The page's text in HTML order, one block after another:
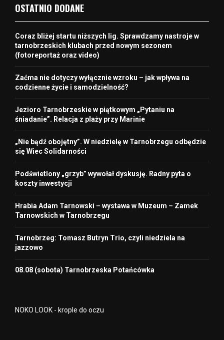
OSTATNIO DODANE
Coraz bliżej startu niższych lig. Sprawdzamy nastroje w
tarnobrzeskich klubach przed nowym sezonem
(fotoreportaż oraz video)
Zaćma nie dotyczy wyłącznie wzroku – jak wpływa na
codzienne życie i samodzielność?
Jezioro Tarnobrzeskie w piątkowym „Pytaniu na
śniadanie”. Relacja z plaży przy Marinie
„Nie bądź obojętny”. W niedzielę w Tarnobrzegu odbędzie
się Wiec Solidarności
Podświetlony „grzyb” wywołał dyskusję. Radny pyta o
koszty inwestycji
Hrabia Adam Tarnowski – wystawa w Muzeum – Zamek
Tarnowskich w Tarnobrzegu
Tarnobrzeg: Tomasz Butryn Trio, czyli niedziela na
jazzowo
08.08 (sobota) Tarnobrzeska Potańcówka
NOKO LOOK - krople do oczu